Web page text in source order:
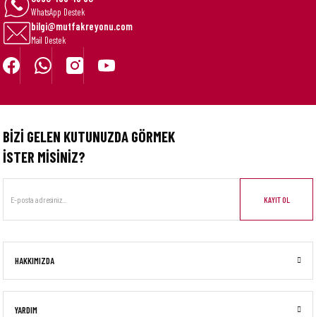
WhatsApp Destek
bilgi@mutfakreyonu.com
Mail Destek
BİZİ GELEN KUTUNUZDA GÖRMEK
İSTER MİSİNİZ?
KAYIT OL
HAKKIMIZDA
YARDIM